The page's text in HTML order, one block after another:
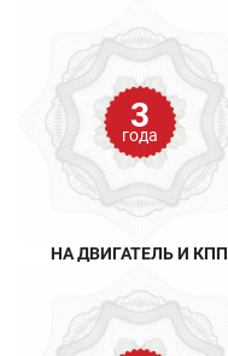
3
года
НА ДВИГАТЕЛЬ И КПП